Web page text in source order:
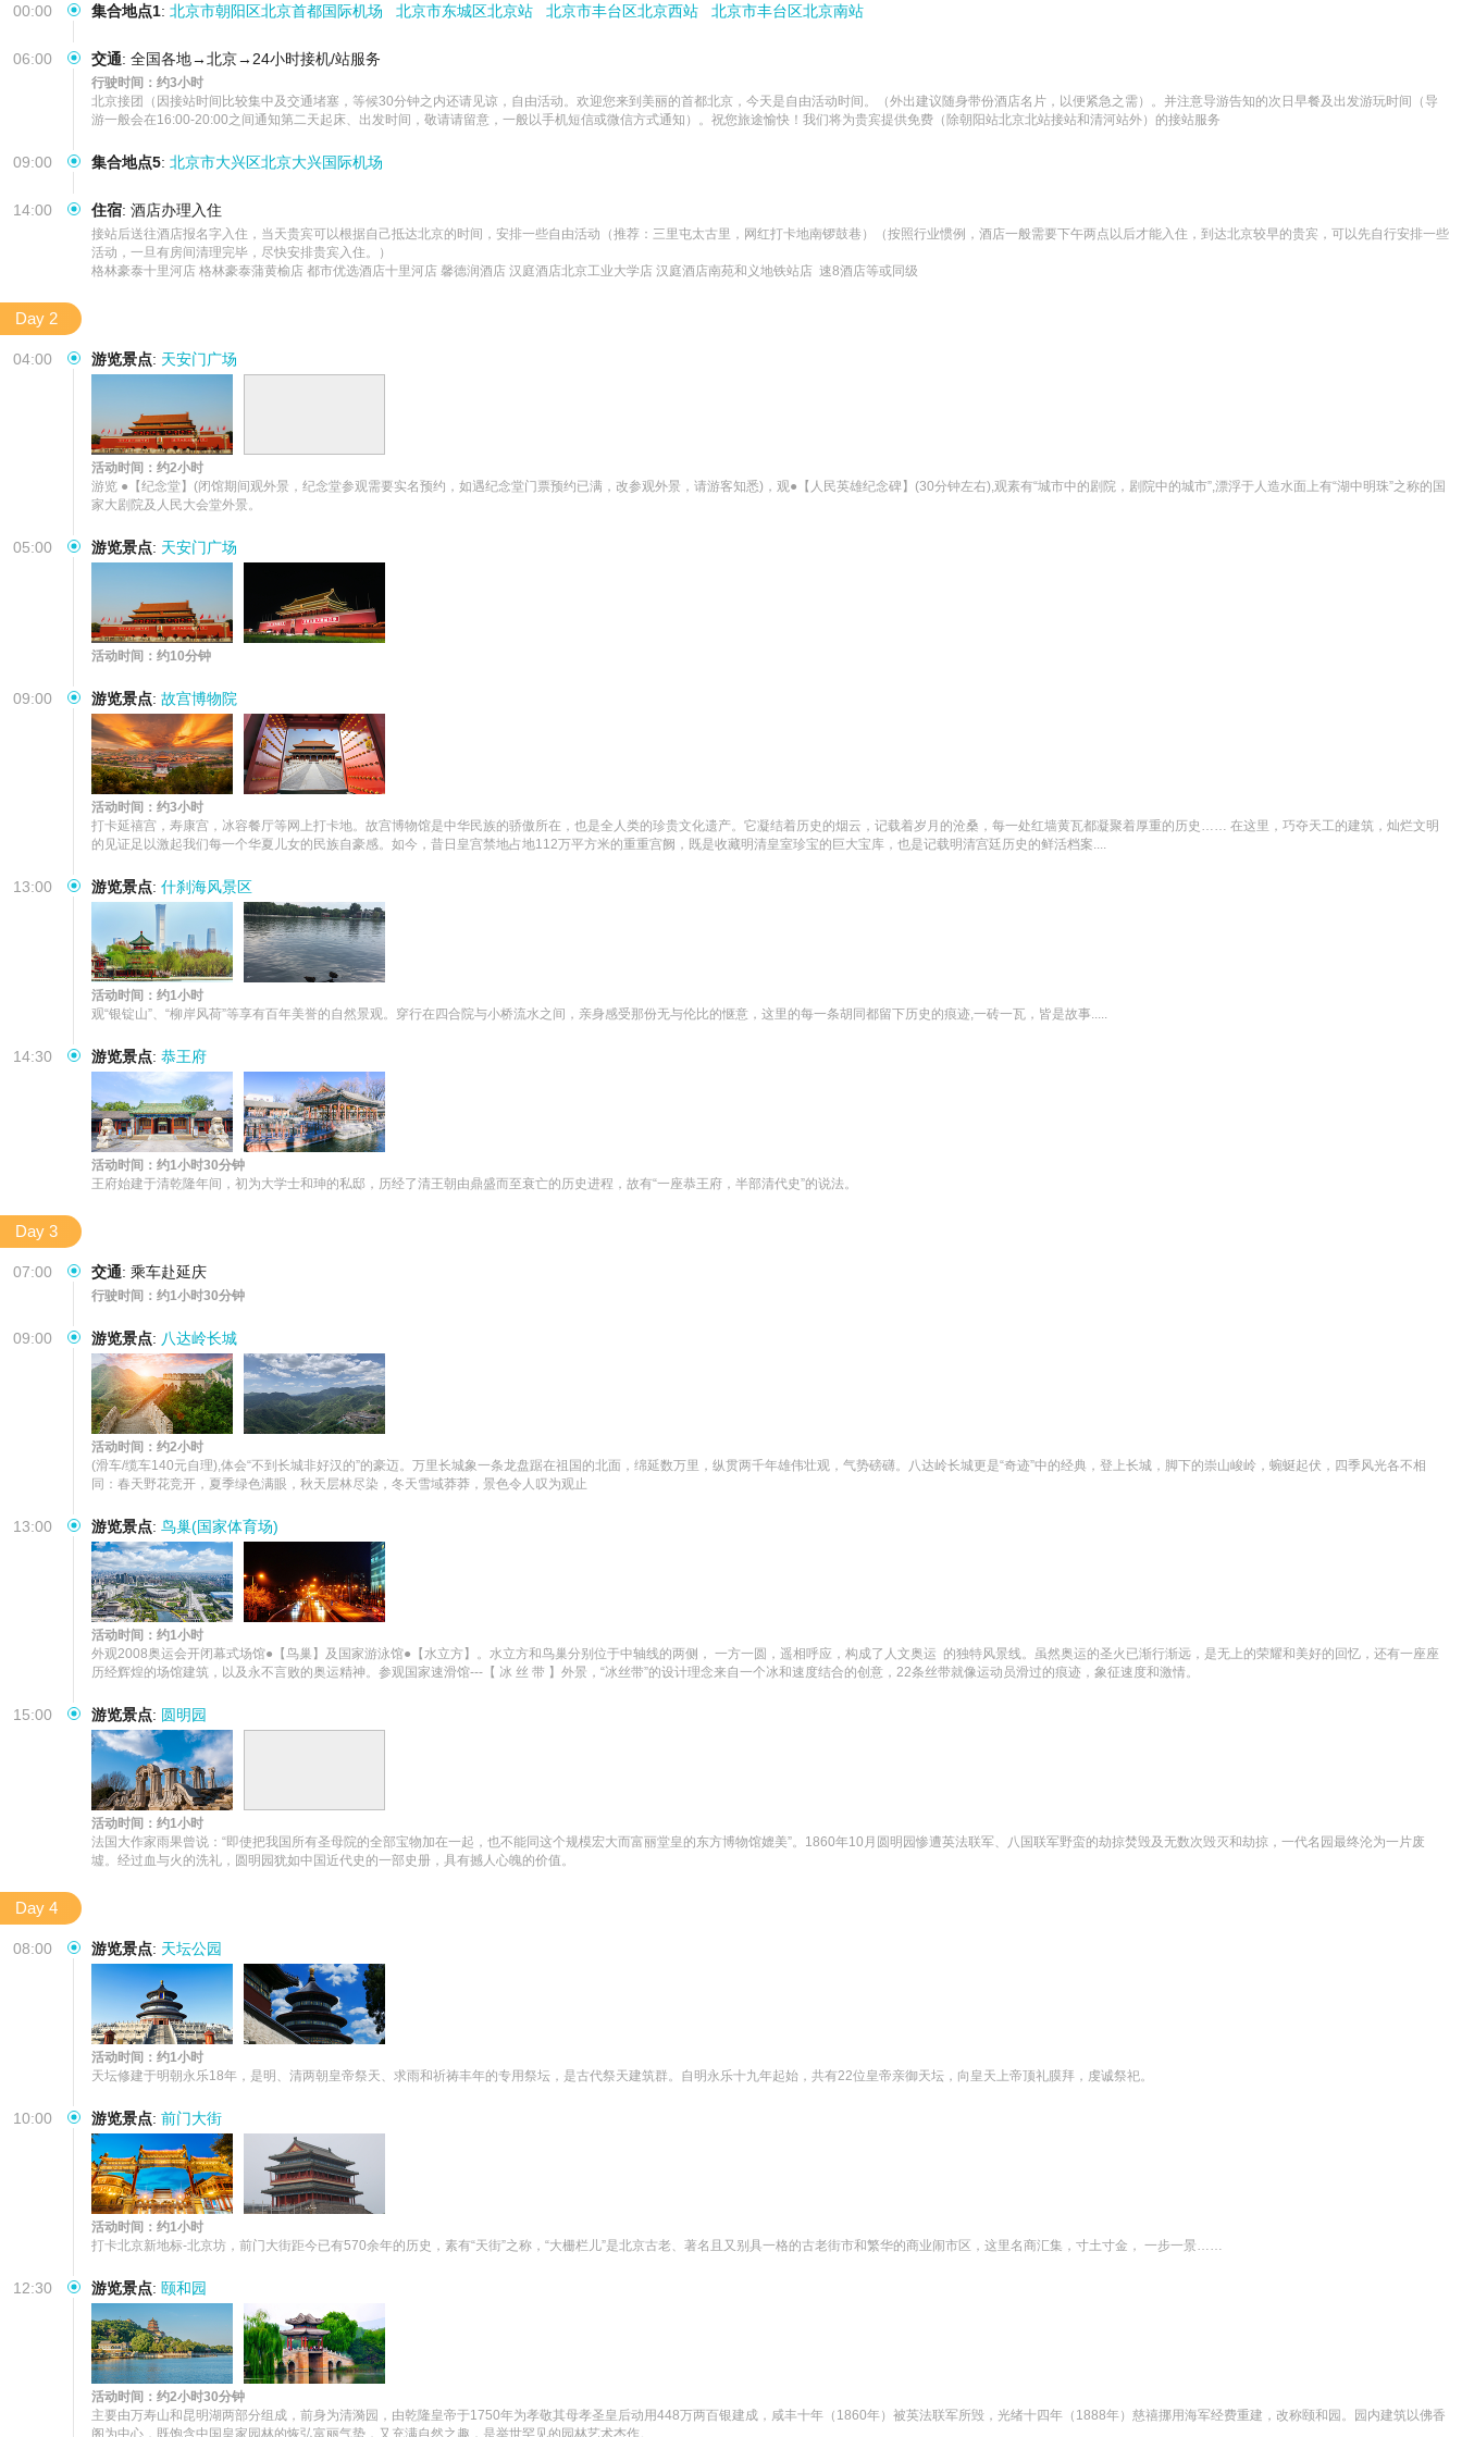
00:00 集合地点1: 北京市朝阳区北京首都国际机场 北京市东城区北京站 北京市丰台区北京西站 北京市丰台区北京南站
06:00 交通: 全国各地→北京→24小时接机/站服务
行驶时间：约3小时
北京接团（因接站时间比较集中及交通堵塞，等候30分钟之内还请见谅，自由活动。欢迎您来到美丽的首都北京，今天是自由活动时间。（外出建议随身带份酒店名片，以便紧急之需）。并注意导游告知的次日早餐及出发游玩时间（导
游一般会在16:00-20:00之间通知第二天起床、出发时间，敬请请留意，一般以手机短信或微信方式通知）。祝您旅途愉快！我们将为贵宾提供免费（除朝阳站北京北站接站和清河站外）的接站服务
09:00 集合地点5: 北京市大兴区北京大兴国际机场
14:00 住宿: 酒店办理入住
接站后送往酒店报名字入住，当天贵宾可以根据自己抵达北京的时间，安排一些自由活动（推荐：三里屯太古里，网红打卡地南锣鼓巷）（按照行业惯例，酒店一般需要下午两点以后才能入住，到达北京较早的贵宾，可以先自行安排一些
活动，一旦有房间清理完毕，尽快安排贵宾入住。）
格林豪泰十里河店 格林豪泰蒲黄榆店 都市优选酒店十里河店 馨德润酒店 汉庭酒店北京工业大学店 汉庭酒店南苑和义地铁站店  速8酒店等或同级
Day 2
04:00 游览景点: 天安门广场
活动时间：约2小时
游览 ●【纪念堂】(闭馆期间观外景，纪念堂参观需要实名预约，如遇纪念堂门票预约已满，改参观外景，请游客知悉)，观●【人民英雄纪念碑】(30分钟左右),观素有“城市中的剧院，剧院中的城市”,漂浮于人造水面上有“湖中明珠”之称的国
家大剧院及人民大会堂外景。
05:00 游览景点: 天安门广场
活动时间：约10分钟
09:00 游览景点: 故宫博物院
活动时间：约3小时
打卡延禧宫，寿康宫，冰容餐厅等网上打卡地。故宫博物馆是中华民族的骄傲所在，也是全人类的珍贵文化遗产。它凝结着历史的烟云，记载着岁月的沧桑，每一处红墙黄瓦都凝聚着厚重的历史…… 在这里，巧夺天工的建筑，灿烂文明
的见证足以激起我们每一个华夏儿女的民族自豪感。如今，昔日皇宫禁地占地112万平方米的重重宫阙，既是收藏明清皇室珍宝的巨大宝库，也是记载明清宫廷历史的鲜活档案....
13:00 游览景点: 什刹海风景区
活动时间：约1小时
观“银锭山”、“柳岸风荷”等享有百年美誉的自然景观。穿行在四合院与小桥流水之间，亲身感受那份无与伦比的惬意，这里的每一条胡同都留下历史的痕迹,一砖一瓦，皆是故事.....
14:30 游览景点: 恭王府
活动时间：约1小时30分钟
王府始建于清乾隆年间，初为大学士和珅的私邸，历经了清王朝由鼎盛而至衰亡的历史进程，故有“一座恭王府，半部清代史”的说法。
Day 3
07:00 交通: 乘车赴延庆
行驶时间：约1小时30分钟
09:00 游览景点: 八达岭长城
活动时间：约2小时
(滑车/缆车140元自理),体会“不到长城非好汉的”的豪迈。万里长城象一条龙盘踞在祖国的北面，绵延数万里，纵贯两千年雄伟壮观，气势磅礴。八达岭长城更是“奇迹”中的经典，登上长城，脚下的崇山峻岭，蜿蜒起伏，四季风光各不相
同：春天野花竞开，夏季绿色满眼，秋天层林尽染，冬天雪域莽莽，景色令人叹为观止
13:00 游览景点: 鸟巢(国家体育场)
活动时间：约1小时
外观2008奥运会开闭幕式场馆●【鸟巢】及国家游泳馆●【水立方】。水立方和鸟巢分别位于中轴线的两侧， 一方一圆，遥相呼应，构成了人文奥运  的独特风景线。虽然奥运的圣火已渐行渐远，是无上的荣耀和美好的回忆，还有一座座
历经辉煌的场馆建筑，以及永不言败的奥运精神。参观国家速滑馆---【 冰 丝 带 】外景，“冰丝带”的设计理念来自一个冰和速度结合的创意，22条丝带就像运动员滑过的痕迹，象征速度和激情。
15:00 游览景点: 圆明园
活动时间：约1小时
法国大作家雨果曾说：“即使把我国所有圣母院的全部宝物加在一起，也不能同这个规模宏大而富丽堂皇的东方博物馆媲美”。1860年10月圆明园惨遭英法联军、八国联军野蛮的劫掠焚毁及无数次毁灭和劫掠，一代名园最终沦为一片废
墟。经过血与火的洗礼，圆明园犹如中国近代史的一部史册，具有撼人心魄的价值。
Day 4
08:00 游览景点: 天坛公园
活动时间：约1小时
天坛修建于明朝永乐18年，是明、清两朝皇帝祭天、求雨和祈祷丰年的专用祭坛，是古代祭天建筑群。自明永乐十九年起始，共有22位皇帝亲御天坛，向皇天上帝顶礼膜拜，虔诚祭祀。
10:00 游览景点: 前门大街
活动时间：约1小时
打卡北京新地标-北京坊，前门大街距今已有570余年的历史，素有“天街”之称，“大栅栏儿”是北京古老、著名且又别具一格的古老街市和繁华的商业闹市区，这里名商汇集，寸土寸金， 一步一景……
12:30 游览景点: 颐和园
活动时间：约2小时30分钟
主要由万寿山和昆明湖两部分组成，前身为清漪园，由乾隆皇帝于1750年为孝敬其母孝圣皇后动用448万两百银建成，咸丰十年（1860年）被英法联军所毁，光绪十四年（1888年）慈禧挪用海军经费重建，改称颐和园。园内建筑以佛香